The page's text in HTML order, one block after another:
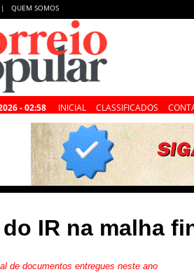
| QUEM SOMOS
- 02:58 INICIAL CLASSIFICADOS
IR na malha
de documentos entregues neste ano